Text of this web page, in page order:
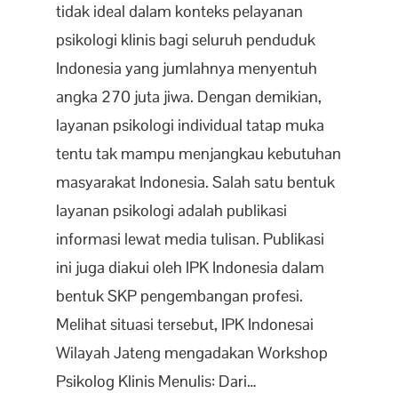
tidak ideal dalam konteks pelayanan
psikologi klinis bagi seluruh penduduk
Indonesia yang jumlahnya menyentuh
angka 270 juta jiwa. Dengan demikian,
layanan psikologi individual tatap muka
tentu tak mampu menjangkau kebutuhan
masyarakat Indonesia. Salah satu bentuk
layanan psikologi adalah publikasi
informasi lewat media tulisan. Publikasi
ini juga diakui oleh IPK Indonesia dalam
bentuk SKP pengembangan profesi.
Melihat situasi tersebut, IPK Indonesai
Wilayah Jateng mengadakan Workshop
Psikolog Klinis Menulis: Dari…